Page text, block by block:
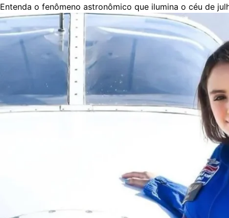
Entenda o fenômeno astronômico que ilumina o céu de